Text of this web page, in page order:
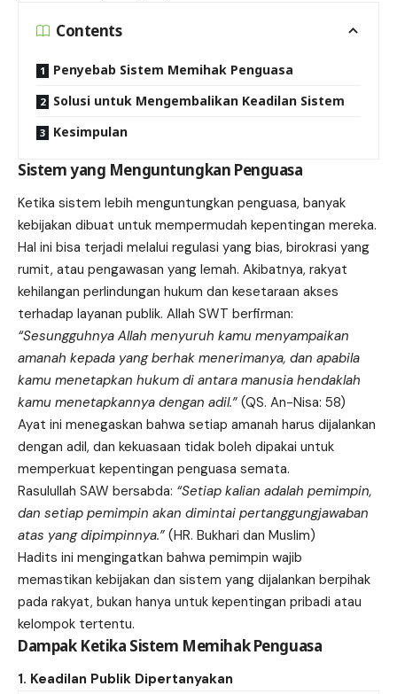
Contents
Penyebab Sistem Memihak Penguasa
Solusi untuk Mengembalikan Keadilan Sistem
Kesimpulan
Sistem yang Menguntungkan Penguasa
Ketika sistem lebih menguntungkan penguasa, banyak
kebijakan dibuat untuk mempermudah kepentingan mereka.
Hal ini bisa terjadi melalui regulasi yang bias, birokrasi yang
rumit, atau pengawasan yang lemah. Akibatnya, rakyat
kehilangan perlindungan hukum dan kesetaraan akses
terhadap layanan publik. Allah SWT berfirman:
“Sesungguhnya Allah menyuruh kamu menyampaikan
amanah kepada yang berhak menerimanya, dan apabila
kamu menetapkan hukum di antara manusia hendaklah
kamu menetapkannya dengan adil.” (QS. An-Nisa: 58)
Ayat ini menegaskan bahwa setiap amanah harus dijalankan
dengan adil, dan kekuasaan tidak boleh dipakai untuk
memperkuat kepentingan penguasa semata.
Rasulullah SAW bersabda: “Setiap kalian adalah pemimpin,
dan setiap pemimpin akan dimintai pertanggungjawaban
atas yang dipimpinnya.” (HR. Bukhari dan Muslim)
Hadits ini mengingatkan bahwa pemimpin wajib
memastikan kebijakan dan sistem yang dijalankan berpihak
pada rakyat, bukan hanya untuk kepentingan pribadi atau
kelompok tertentu.
Dampak Ketika Sistem Memihak Penguasa
1. Keadilan Publik Dipertanyakan